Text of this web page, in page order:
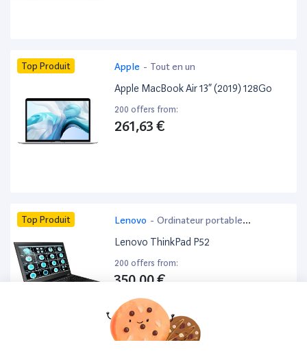
Top Produit Apple - Tout en un
Apple MacBook Air 13” (2019) 128Go
200 offers from:
261,63 €
Top Produit Lenovo - Ordinateur portable
bureautique
Lenovo ThinkPad P52
200 offers from:
350,00 €